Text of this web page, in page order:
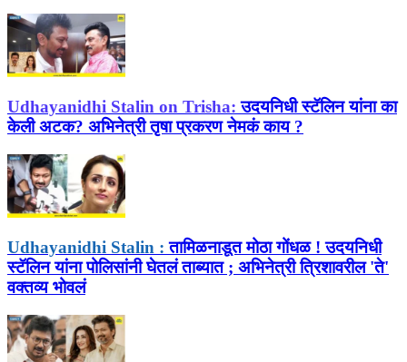
Udhayanidhi Stalin on Trisha: उदयनिधी स्टॅलिन यांना का
केली अटक? अभिनेत्री तृषा प्रकरण नेमकं काय ?
Udhayanidhi Stalin : तामिळनाडूत मोठा गोंधळ ! उदयनिधी
स्टॅलिन यांना पोलिसांनी घेतलं ताब्यात ; अभिनेत्री त्रिशावरील 'ते'
वक्तव्य भोवलं